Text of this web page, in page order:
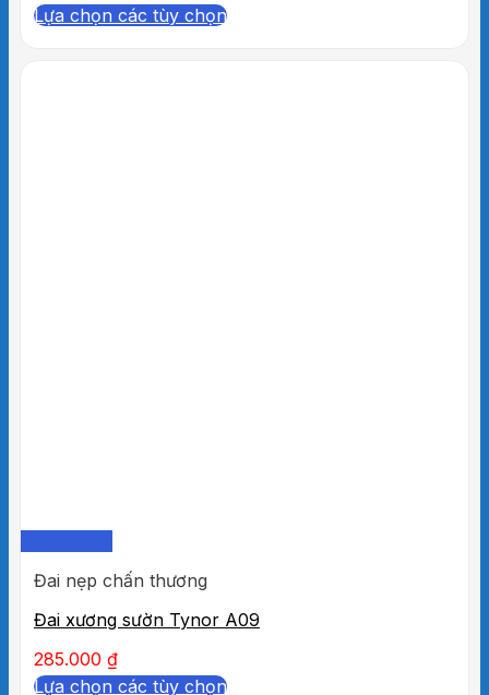
Lựa chọn các tùy chọn
Đai nẹp chấn thương
Đai xương sườn Tynor A09
285.000 ₫
Lựa chọn các tùy chọn